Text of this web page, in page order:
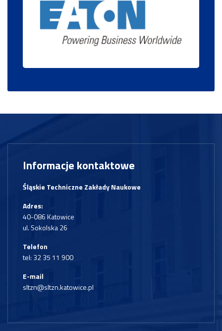
Informacje kontaktowe
Śląskie Techniczne Zakłady Naukowe
Adres:
40-086 Katowice
ul. Sokolska 26
Telefon
tel: 32 35 11 900
E-mail
sltzn@sltzn.katowice.pl